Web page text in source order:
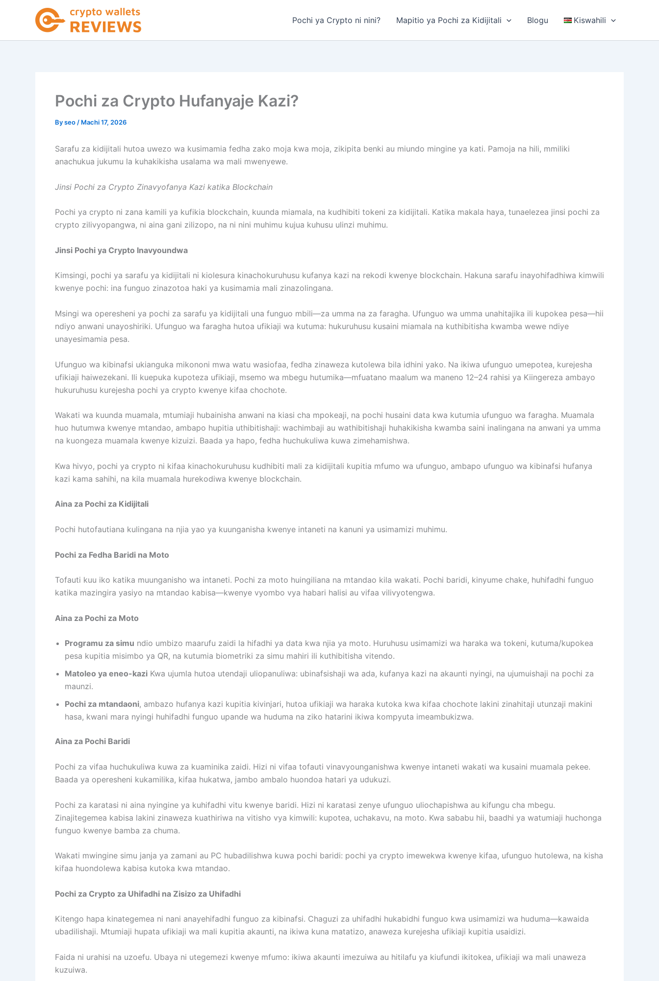
Pochi ya Crypto ni nini? Mapitio ya Pochi za Kidijitali Blogu Kiswahili
Pochi za Crypto Hufanyaje Kazi?
Byseo / Machi 17, 2026
Sarafu za kidijitali hutoa uwezo wa kusimamia fedha zako moja kwa moja, zikipita benki au miundo mingine ya kati. Pamoja na hili, mmiliki
anachukua jukumu la kuhakikisha usalama wa mali mwenyewe.
Jinsi Pochi za Crypto Zinavyofanya Kazi katika Blockchain
Pochi ya crypto ni zana kamili ya kufikia blockchain, kuunda miamala, na kudhibiti tokeni za kidijitali. Katika makala haya, tunaelezea jinsi pochi za
crypto zilivyopangwa, ni aina gani zilizopo, na ni nini muhimu kujua kuhusu ulinzi muhimu.
Jinsi Pochi ya Crypto Inavyoundwa
Kimsingi, pochi ya sarafu ya kidijitali ni kiolesura kinachokuruhusu kufanya kazi na rekodi kwenye blockchain. Hakuna sarafu inayohifadhiwa kimwili
kwenye pochi: ina funguo zinazotoa haki ya kusimamia mali zinazolingana.
Msingi wa operesheni ya pochi za sarafu ya kidijitali una funguo mbili—za umma na za faragha. Ufunguo wa umma unahitajika ili kupokea pesa—hii
ndiyo anwani unayoshiriki. Ufunguo wa faragha hutoa ufikiaji wa kutuma: hukuruhusu kusaini miamala na kuthibitisha kwamba wewe ndiye
unayesimamia pesa.
Ufunguo wa kibinafsi ukianguka mikononi mwa watu wasiofaa, fedha zinaweza kutolewa bila idhini yako. Na ikiwa ufunguo umepotea, kurejesha
ufikiaji haiwezekani. Ili kuepuka kupoteza ufikiaji, msemo wa mbegu hutumika—mfuatano maalum wa maneno 12–24 rahisi ya Kiingereza ambayo
hukuruhusu kurejesha pochi ya crypto kwenye kifaa chochote.
Wakati wa kuunda muamala, mtumiaji hubainisha anwani na kiasi cha mpokeaji, na pochi husaini data kwa kutumia ufunguo wa faragha. Muamala
huo hutumwa kwenye mtandao, ambapo hupitia uthibitishaji: wachimbaji au wathibitishaji huhakikisha kwamba saini inalingana na anwani ya umma
na kuongeza muamala kwenye kizuizi. Baada ya hapo, fedha huchukuliwa kuwa zimehamishwa.
Kwa hivyo, pochi ya crypto ni kifaa kinachokuruhusu kudhibiti mali za kidijitali kupitia mfumo wa ufunguo, ambapo ufunguo wa kibinafsi hufanya
kazi kama sahihi, na kila muamala hurekodiwa kwenye blockchain.
Aina za Pochi za Kidijitali
Pochi hutofautiana kulingana na njia yao ya kuunganisha kwenye intaneti na kanuni ya usimamizi muhimu.
Pochi za Fedha Baridi na Moto
Tofauti kuu iko katika muunganisho wa intaneti. Pochi za moto huingiliana na mtandao kila wakati. Pochi baridi, kinyume chake, huhifadhi funguo
katika mazingira yasiyo na mtandao kabisa—kwenye vyombo vya habari halisi au vifaa vilivyotengwa.
Aina za Pochi za Moto
Programu za simu ndio umbizo maarufu zaidi la hifadhi ya data kwa njia ya moto. Huruhusu usimamizi wa haraka wa tokeni, kutuma/kupokea
pesa kupitia misimbo ya QR, na kutumia biometriki za simu mahiri ili kuthibitisha vitendo.
Matoleo ya eneo-kazi Kwa ujumla hutoa utendaji uliopanuliwa: ubinafsishaji wa ada, kufanya kazi na akaunti nyingi, na ujumuishaji na pochi za
maunzi.
Pochi za mtandaoni, ambazo hufanya kazi kupitia kivinjari, hutoa ufikiaji wa haraka kutoka kwa kifaa chochote lakini zinahitaji utunzaji makini
hasa, kwani mara nyingi huhifadhi funguo upande wa huduma na ziko hatarini ikiwa kompyuta imeambukizwa.
Aina za Pochi Baridi
Pochi za vifaa huchukuliwa kuwa za kuaminika zaidi. Hizi ni vifaa tofauti vinavyounganishwa kwenye intaneti wakati wa kusaini muamala pekee.
Baada ya operesheni kukamilika, kifaa hukatwa, jambo ambalo huondoa hatari ya udukuzi.
Pochi za karatasi ni aina nyingine ya kuhifadhi vitu kwenye baridi. Hizi ni karatasi zenye ufunguo uliochapishwa au kifungu cha mbegu.
Zinajitegemea kabisa lakini zinaweza kuathiriwa na vitisho vya kimwili: kupotea, uchakavu, na moto. Kwa sababu hii, baadhi ya watumiaji huchonga
funguo kwenye bamba za chuma.
Wakati mwingine simu janja ya zamani au PC hubadilishwa kuwa pochi baridi: pochi ya crypto imewekwa kwenye kifaa, ufunguo hutolewa, na kisha
kifaa huondolewa kabisa kutoka kwa mtandao.
Pochi za Crypto za Uhifadhi na Zisizo za Uhifadhi
Kitengo hapa kinategemea ni nani anayehifadhi funguo za kibinafsi. Chaguzi za uhifadhi hukabidhi funguo kwa usimamizi wa huduma—kawaida
ubadilishaji. Mtumiaji hupata ufikiaji wa mali kupitia akaunti, na ikiwa kuna matatizo, anaweza kurejesha ufikiaji kupitia usaidizi.
Faida ni urahisi na uzoefu. Ubaya ni utegemezi kwenye mfumo: ikiwa akaunti imezuiwa au hitilafu ya kiufundi ikitokea, ufikiaji wa mali unaweza
kuzuiwa.